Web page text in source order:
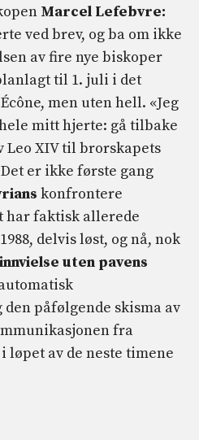
Marcel Lefebvre:
ved brev, og ba om ikke
av fire nye biskoper
til 1. juli i det
men uten hell. «Jeg
mitt hjerte: gå tilbake
Leo XIV til brorskapets
er ikke første gang
konfrontere
har faktisk allerede
delvis løst, og nå, nok
innvielse uten pavens
påfølgende skisma av
fra
løpet av de neste timene